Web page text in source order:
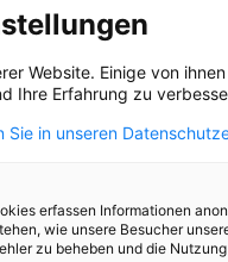
Unternehmen
Relevanz solcher
Markt und die
Deutschland rund ein
Unternehmen über
Website. Einige von
Ihre Erfahrung zu
Sie in unseren
erfassen Informationen
wie unsere Besucher
zu beheben und die